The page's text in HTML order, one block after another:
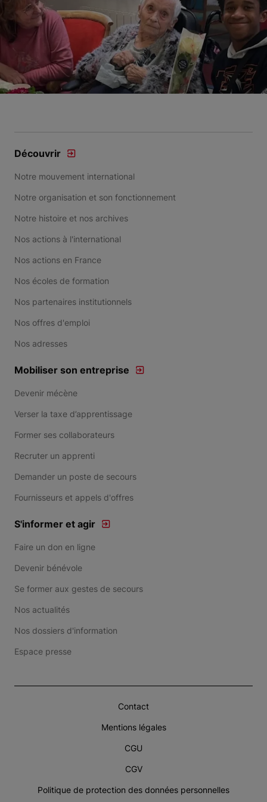
Découvrir
Notre mouvement international
Notre organisation et son fonctionnement
Notre histoire et nos archives
Nos actions à l'international
Nos actions en France
Nos écoles de formation
Nos partenaires institutionnels
Nos offres d'emploi
Nos adresses
Mobiliser son entreprise
Devenir mécène
Verser la taxe d’apprentissage
Former ses collaborateurs
Recruter un apprenti
Demander un poste de secours
Fournisseurs et appels d'offres
S'informer et agir
Faire un don en ligne
Devenir bénévole
Se former aux gestes de secours
Nos actualités
Nos dossiers d'information
Espace presse
Contact
Mentions légales
CGU
CGV
Politique de protection des données personnelles